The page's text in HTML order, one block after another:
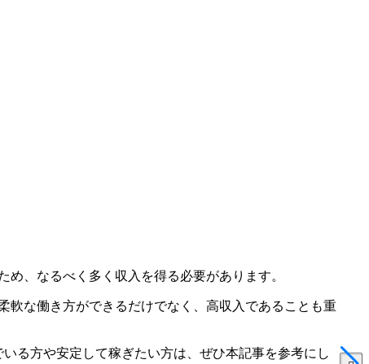
、なるべく多く収入を得る必要があります。
軟な働き方ができるだけでなく、高収入であることも重
る方や安定して稼ぎたい方は、ぜひ本記事を参考にし